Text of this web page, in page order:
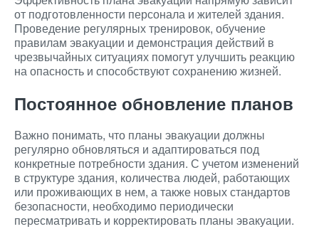
от подготовленности персонала и жителей здания.
Проведение регулярных тренировок, обучение
правилам эвакуации и демонстрация действий в
чрезвычайных ситуациях помогут улучшить реакцию
на опасность и способствуют сохранению жизней.
Постоянное обновление планов
Важно понимать, что планы эвакуации должны
регулярно обновляться и адаптироваться под
конкретные потребности здания. С учетом изменений
в структуре здания, количества людей, работающих
или проживающих в нем, а также новых стандартов
безопасности, необходимо периодически
пересматривать и корректировать планы эвакуации.